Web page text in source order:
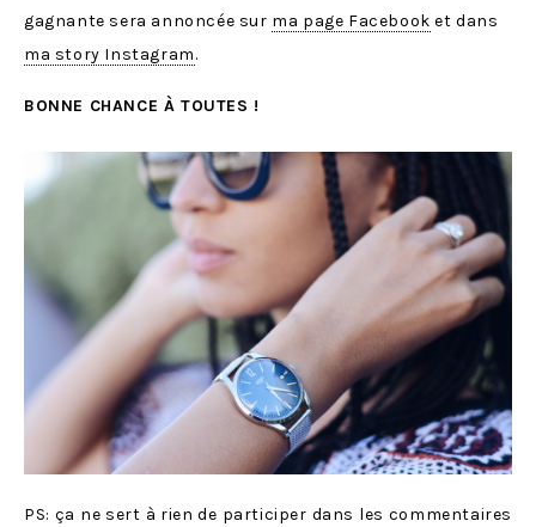
gagnante sera annoncée sur ma page Facebook et dans
ma story Instagram.
BONNE CHANCE À TOUTES !
PS: ça ne sert à rien de participer dans les commentaires